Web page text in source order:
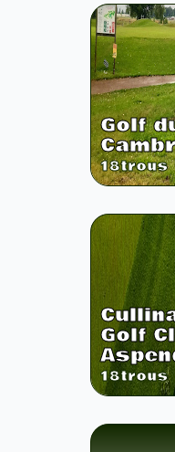
Golf
18trous
Golf
18trous